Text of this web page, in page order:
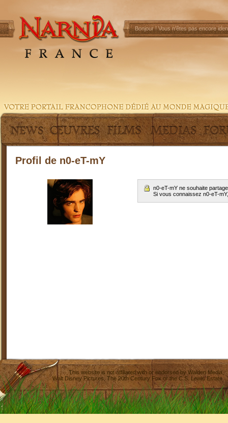
Bonjour !Vous n'êtes pas encore
Profil de n0-eT-mY
n0-eT-mY ne souhaite
Si vous connaissez n0-eT-
This website is not affiliated with or endorsed byWalden Media
Walt Disney Pictures,The 20th Century Fox or the C.S. Lewis Estate.